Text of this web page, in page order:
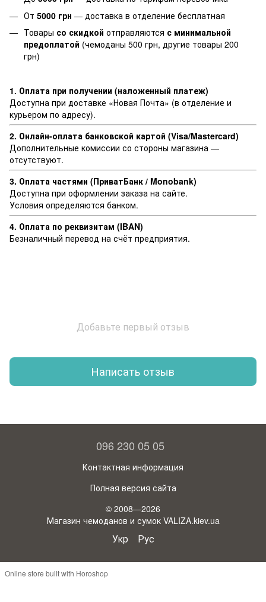
От 5000 грн — доставка в отделение бесплатная
Товары со скидкой отправляются с минимальной
предоплатой (чемоданы 500 грн, другие товары 200
грн)
1. Оплата при получении (наложенный платеж)
Доступна при доставке «Новая Почта» (в отделение и
курьером по адресу).
2. Онлайн-оплата банковской картой (Visa/Mastercard)
Дополнительные комиссии со стороны магазина —
отсутствуют.
3. Оплата частями (ПриватБанк / Monobank)
Доступна при оформлении заказа на сайте.
Условия определяются банком.
4. Оплата по реквизитам (IBAN)
Безналичный перевод на счёт предприятия.
Добавьте первый отзыв
Написать отзыв
096 230 05 05
Контактная информация
Полная версия сайта
© 2008—2026
Магазин чемоданов и сумок VALIZA.kiev.ua
Укр Рус
Online store built with Horoshop